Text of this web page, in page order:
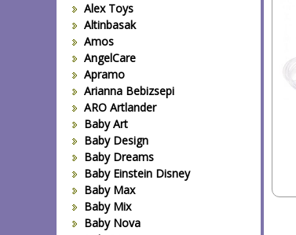
Alex Toys
Altinbasak
Amos
AngelCare
Apramo
Arianna Bebizsepi
ARO Artlander
Baby Art
Baby Design
Baby Dreams
Baby Einstein Disney
Baby Max
Baby Mix
Baby Nova